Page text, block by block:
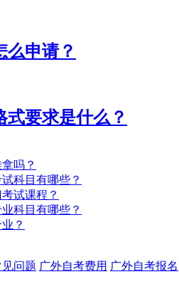
么申请？
式要求是什么？
吗？
科目有哪些？
试课程？
科目有哪些？
？
问题 广外自考费用 广外自考报名